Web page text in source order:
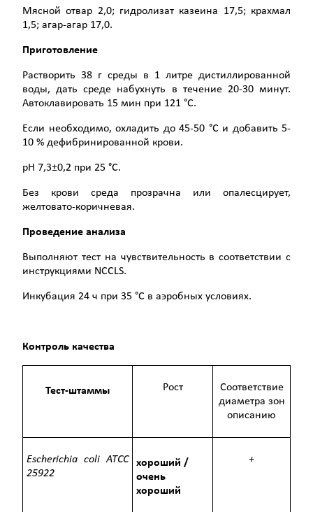
Мясной отвар 2,0; гидролизат казеина 17,5; крахмал
1,5; агар-агар 17,0.
Приготовление
Растворить 38 г среды в 1 литре дистиллированной
воды, дать среде набухнуть в течение 20-30 минут.
Автоклавировать 15 мин при 121 °С.
Если необходимо, охладить до 45-50 °С и добавить 5-
10 % дефибринированной крови.
рН 7,3±0,2 при 25 °С.
Без крови среда прозрачна или опалесцирует,
желтовато-коричневая.
Проведение анализа
Выполняют тест на чувствительность в соответствии с
инструкциями NCCLS.
Инкубация 24 ч при 35 °С в аэробных условиях.
Контроль качества
Тест-штаммы Рост
Соответствие
диаметра зон
описанию
Escherichia coliATCC
25922
хороший /
очень
хороший
+